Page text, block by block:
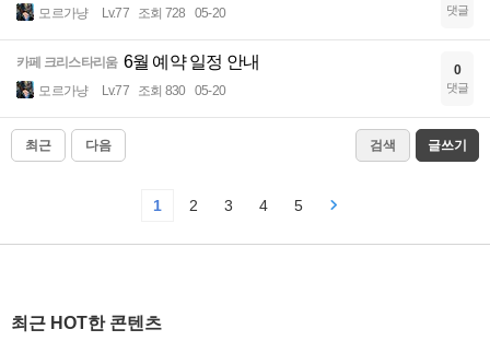
모르가냥 Lv.77 조회 728 05-20 댓글
카페 크리스타리움 6월 예약 일정 안내
모르가냥 Lv.77 조회 830 05-20
0
댓글
최근 다음 검색 글쓰기
1 2 3 4 5
최근 HOT한 콘텐츠